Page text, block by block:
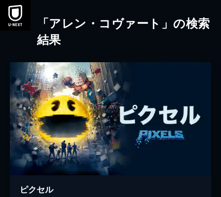
本文へスキップ
「アレン・コヴァート」の検索
結果
ピクセル